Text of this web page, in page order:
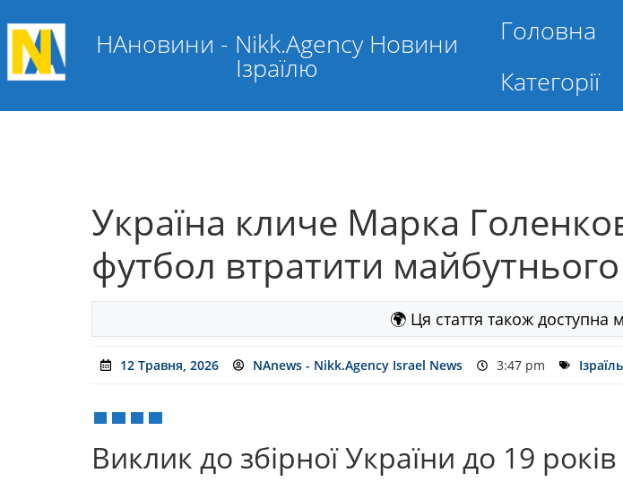
НАновини - Nikk.Agency Новини
Ізраїлю
Головна
Категорії
Україна кличе Марка
футбол втратити
🌍 Ця стаття також доступна
12 Травня, 2026 NAnews - Nikk.Agency Israel News 3:47 pm Ізраїль
Виклик до збірної України до 19